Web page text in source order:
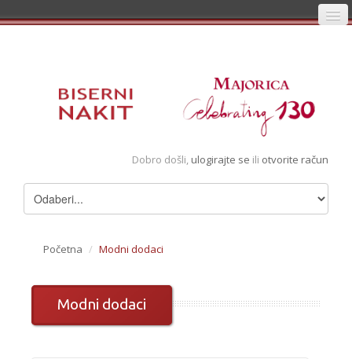
Registracija
Pregledani artikli
Dobro došli, ulogirajte se ili otvorite račun
Početna / Modni dodaci
Modni dodaci